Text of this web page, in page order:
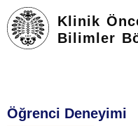
Klinik
Bilimler
LISANS
Öğrenci Deneyimi